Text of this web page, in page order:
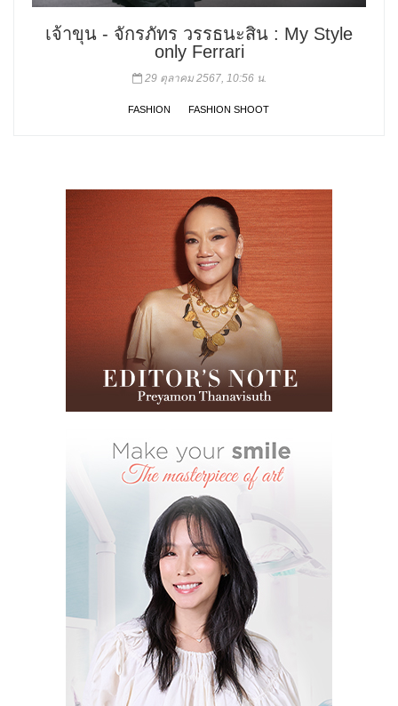
เจ้าขุน - จักรภัทร วรรธนะสิน : My Style
only Ferrari
29 ตุลาคม 2567, 10:56 น.
FASHION FASHION SHOOT